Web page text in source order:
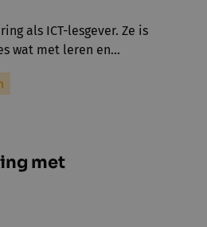
als ICT-lesgever. Ze is
wat met leren en…
met